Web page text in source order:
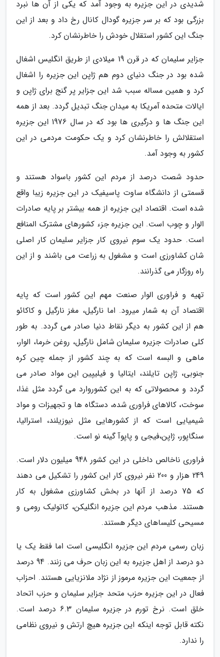
شدیدی در این جزیره به وجود آمد که یکی از آن ها نبرد
بزرگی بود که بر سر جزیره گودال کانال رخ داد و بعد از این
جنگ این کشور استقلال خودش را خاطرنشان کرد.
جزایر سلیمان که در قرن 19 میلادی از طریق انگلیس اشغال
شده بود در جنگ دنیای دوم هم ژاپن این جزیره را اشغال
کرد و همین مساله سبب شد این جزایر پر گنج برای ژاپن و
ایالات متحده آمریکا به میدان جنگ تبدیل گردد. بعد از همه
این جنگ ها و درگیری ها بود که در سال 1976 این جزیره
استقلالش را خاطرنشان کرد و یک حکومت مردمی در این
کشور به وجود آمد.
حدود شصت درصد از مردم این کشور باسواد هستند و
قسمتی از دانشگاه ساوت پاسیفیک در این جزیره زیبا واقع
شده است. اقتصاد این جزیره از همه بیشتر بر پایه صادرات
الوار و چوب است. این جزیره جزء کشورهای مشترک المنافع
است. حدود یک سوم نیروی کار جزایر سلیمان کار اصلی
شان کشاورزی است و مشغول به زراعت می باشند و از این
راه روزگار می گذرانند.
تهیه و فراوری الوار صنعت مهم این کشور است که پایه
اقتصاد آن به شمار میرود. اما نارگیل، مغز نارگیل و کاکائو
هم از این کشور به دیگر نقاط دنیا صادر می گردد. به طور
کلی صادرات جزیره سلیمان شامل نارگیل، روغن خرما، الوار،
ماهی و البسه است که به چند کشور از جمله چین کره
جنوبی، ژاپن تایلند، ایتالیا و فیلیپین این مواد صادر می
گردد و محصولاتی که به این کشوروارد می گردد مثل غذا،
سوخت، کالاهای فراوری شده، دستگاه ها و تجهیزات و مواد
شیمیایی است که از کشورهایی مثل نیوزیلند، استرالیا،
سنگاپور، ژاپن،فیجی و پاپوآ گینه نو است.
فراوری ناخالص داخلی در این کشور 948 میلیون دلار است.
249 هزار و 200 نفر نیروی کار این کشور را تشکیل می دهند
که 75 درصد از آنها در بخش کشاورزی مشغول به کار
هستند. مذهب مردم این جزیره انگلیکن، کاتولیک رومی و
مسیحی کلیساهای دیگر هستند.
زبان رسمی مردم این جزیره انگلیسی است اما فقط یک یا
دو درصد از اهل جزیره به این زبان حرف می زنند. 94 درصد
از جمعیت این جزیره مرموز از نژاد ملانزیایی هستند. احزاب
فعال در این جزیره حزب متحد جزایر سلیمان و حزب اتحاد
خلق است. نرخ تورم در جزیره سلیمان 6.3 درصد است.
نکته قابل توجه اینکه این جزیره هیچ ارتش و نیروی نظامی
را ندارد.